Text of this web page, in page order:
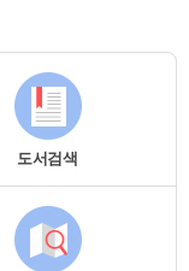
도서검색